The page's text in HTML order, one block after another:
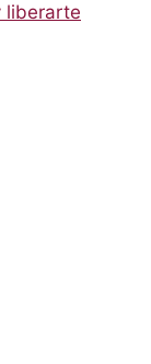
liberarte